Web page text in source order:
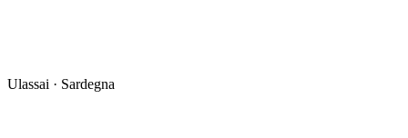
Ulassai · Sardegna